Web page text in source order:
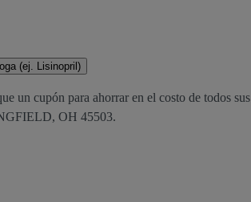
(ej. Lisinopril)
un cupón para ahorrar en el costo de todos sus
OH 45503.